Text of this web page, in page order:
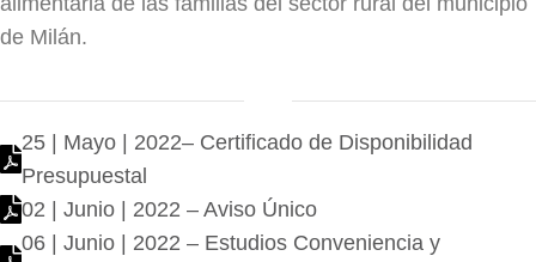
de Milán.
25 | Mayo | 2022– Certificado de Disponibilidad
Presupuestal
02 | Junio | 2022 – Aviso Único
06 | Junio | 2022 – Estudios Conveniencia y